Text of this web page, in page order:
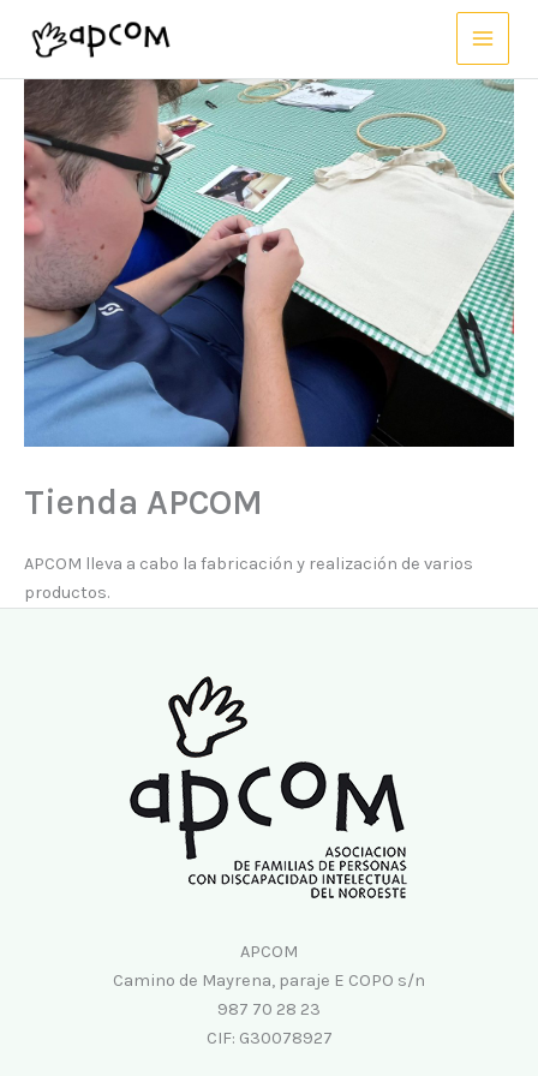
Tienda APCOM
APCOM lleva a cabo la fabricación y realización de varios
productos.
APCOM
Camino de Mayrena, paraje E COPO s/n
987 70 28 23
CIF: G30078927